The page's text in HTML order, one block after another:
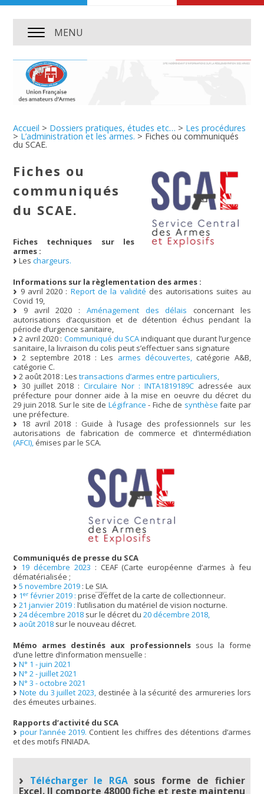
MENU
Accueil > Dossiers pratiques, études etc… > Les procédures
> L’administration et les armes. > Fiches ou communiqués
du SCAE.
Fiches ou
communiqués
du SCAE.
Fiches techniques sur les
armes :
Leschargeurs.
Informations sur la règlementation des armes :
9 avril 2020 : Report de la validité des autorisations suites au
Covid 19,
9 avril 2020 : Aménagement des délais concernant les
autorisations d’acquisition et de détention échus pendant la
période d’urgence sanitaire,
2 avril 2020 : Communiqué du SCAindiquant que durant l’urgence
sanitaire, la livraison du colis peut s’effectuer sans signature
2 septembre 2018 : Les armes découvertes,catégorie A&B,
catégorie C.
2 août 2018 : Lestransactions d’armes entre particuliers,
30 juillet 2018 : Circulaire Nor : INTA1819189C adressée aux
préfecture pour donner aide à la mise en oeuvre du décret du
29 juin 2018. Sur le site de Légifrance - Fiche de synthèse faite par
une préfecture.
18 avril 2018 : Guide à l’usage des professionnels sur les
autorisations de fabrication de commerce et d’intermédiation
(AFCI), émises par le SCA.
Communiqués de presse du SCA
19 décembre 2023 : CEAF (Carte européenne d’armes à feu
dématérialisée ;
5 novembre 2019 : Le SIA.
1er février 2019 : prise d’effet de la carte de collectionneur.
21 janvier 2019 : l’utilisation du matériel de vision nocturne.
24 décembre 2018 sur le décret du20 décembre 2018,
août 2018 sur le nouveau décret.
Mémo armes destinés aux professionnelssous la forme
d’une lettre d’information mensuelle :
N° 1 - juin 2021
N° 2 - juillet 2021
N° 3 - octobre 2021
Note du 3 juillet 2023, destinée à la sécurité des armureries lors
des émeutes urbaines.
Rapports d’activité du SCA
pour l’année 2019. Contient les chiffres des détentions d’armes
et des motifs FINIADA.
Télécharger le RGAsous forme de fichier
Excel. Il comporte 48000 fiche et reste maintenu